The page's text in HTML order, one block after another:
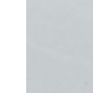
Unsere